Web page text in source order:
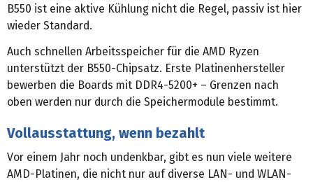
B550 ist eine aktive Kühlung nicht die Regel, passiv ist hier
wieder Standard.
Auch schnellen Arbeitsspeicher für die AMD Ryzen
unterstützt der B550-Chipsatz. Erste Platinenhersteller
bewerben die Boards mit DDR4-5200+ – Grenzen nach
oben werden nur durch die Speichermodule bestimmt.
Vollausstattung, wenn bezahlt
Vor einem Jahr noch undenkbar, gibt es nun viele weitere
AMD-Platinen, die nicht nur auf diverse LAN- und WLAN-